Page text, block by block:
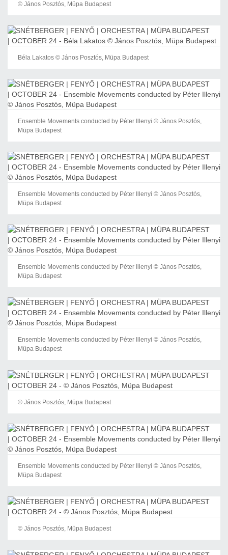
© János Posztós, Müpa Budapest
Béla Lakatos © János Posztós, Müpa Budapest
Ensemble Movements conducted by Péter Illenyi © János Posztós,
Müpa Budapest
Ensemble Movements conducted by Péter Illenyi © János Posztós,
Müpa Budapest
Ensemble Movements conducted by Péter Illenyi © János Posztós,
Müpa Budapest
Ensemble Movements conducted by Péter Illenyi © János Posztós,
Müpa Budapest
© János Posztós, Müpa Budapest
Ensemble Movements conducted by Péter Illenyi © János Posztós,
Müpa Budapest
© János Posztós, Müpa Budapest